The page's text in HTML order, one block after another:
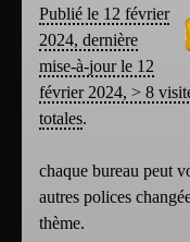
Publié le 12 février
2024, dernière
mise-à-jour le 12
février 2024, > 8
totales.
chaque bureau peut
autres polices
thème.